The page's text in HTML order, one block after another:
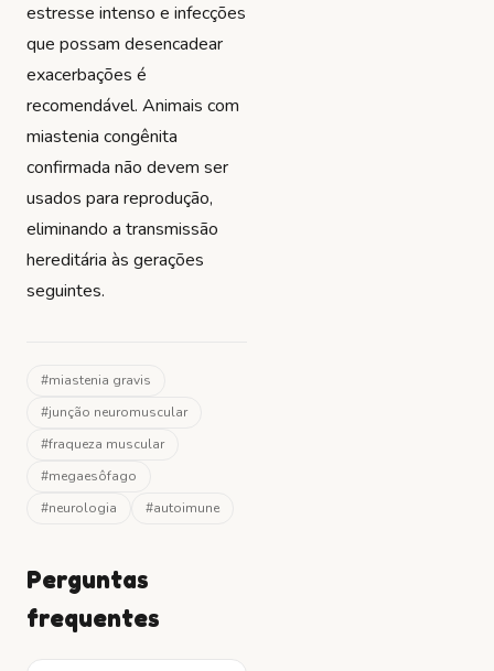
estresse intenso e infecções
que possam desencadear
exacerbações é
recomendável. Animais com
miastenia congênita
confirmada não devem ser
usados para reprodução,
eliminando a transmissão
hereditária às gerações
seguintes.
#miastenia gravis
#junção neuromuscular
#fraqueza muscular
#megaesôfago
#neurologia #autoimune
Perguntas
frequentes